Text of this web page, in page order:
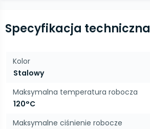
Specyfikacja techniczna
Kolor
Stalowy
Maksymalna temperatura robocza
120°C
Maksymalne ciśnienie robocze